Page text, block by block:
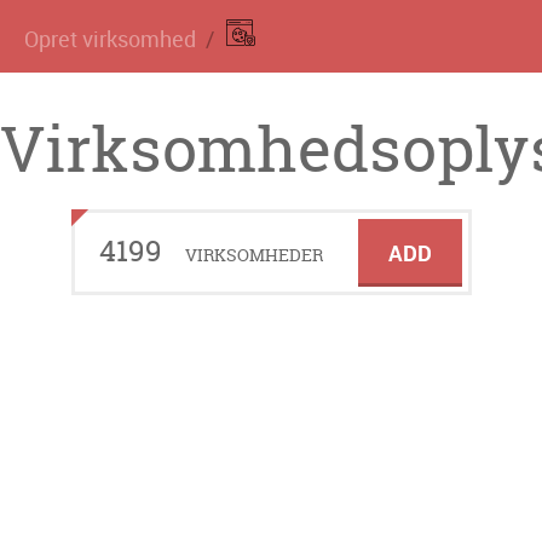
Opret virksomhed
4199 VIRKSOMHEDER ADD